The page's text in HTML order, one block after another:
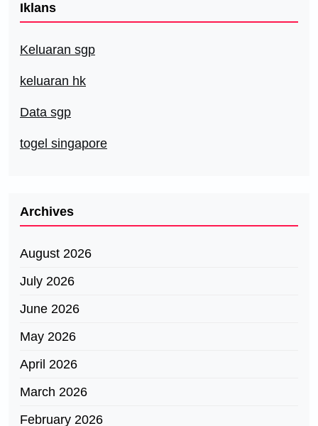
Iklans
Keluaran sgp
keluaran hk
Data sgp
togel singapore
Archives
August 2026
July 2026
June 2026
May 2026
April 2026
March 2026
February 2026